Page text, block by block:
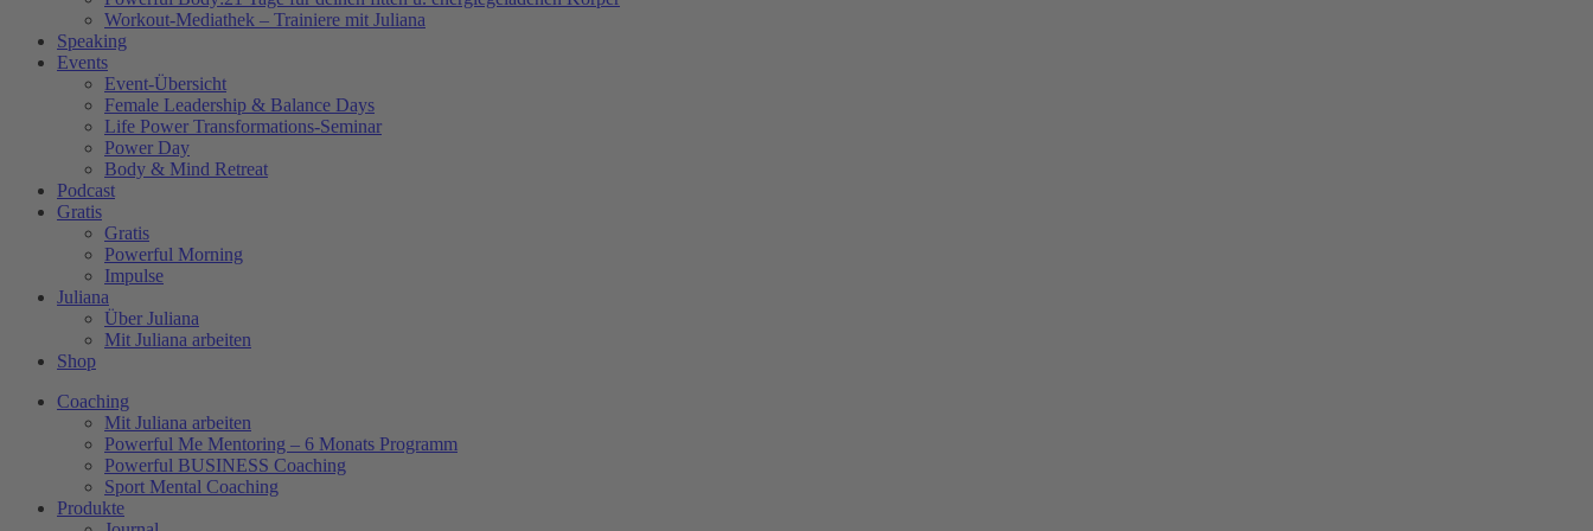
Workout-Mediathek – Trainiere mit Juliana
Speaking
Events
Event-Übersicht
Female Leadership & Balance Days
Life Power Transformations-Seminar
Power Day
Body & Mind Retreat
Podcast
Gratis
Gratis
Powerful Morning
Impulse
Juliana
Über Juliana
Mit Juliana arbeiten
Shop
Coaching
Mit Juliana arbeiten
Powerful Me Mentoring – 6 Monats Programm
Powerful BUSINESS Coaching
Sport Mental Coaching
Produkte